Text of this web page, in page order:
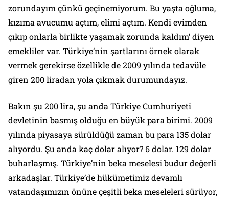
zorundayım çünkü geçinemiyorum. Bu yaşta oğluma,
kızıma avucumu açtım, elimi açtım. Kendi evimden
çıkıp onlarla birlikte yaşamak zorunda kaldım’ diyen
emekliler var. Türkiye’nin şartlarını örnek olarak
vermek gerekirse özellikle de 2009 yılında tedavüle
giren 200 liradan yola çıkmak durumundayız.
Bakın şu 200 lira, şu anda Türkiye Cumhuriyeti
devletinin basmış olduğu en büyük para birimi. 2009
yılında piyasaya sürüldüğü zaman bu para 135 dolar
alıyordu. Şu anda kaç dolar alıyor? 6 dolar. 129 dolar
buharlaşmış. Türkiye’nin beka meselesi budur değerli
arkadaşlar. Türkiye’de hükümetimiz devamlı
vatandaşımızın önüne çeşitli beka meseleleri sürüyor,